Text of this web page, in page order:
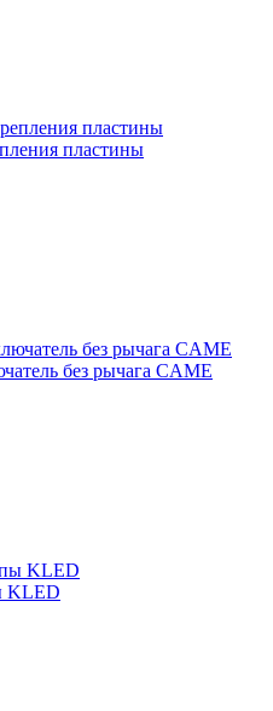
пластины
без рычага CAME
KLED